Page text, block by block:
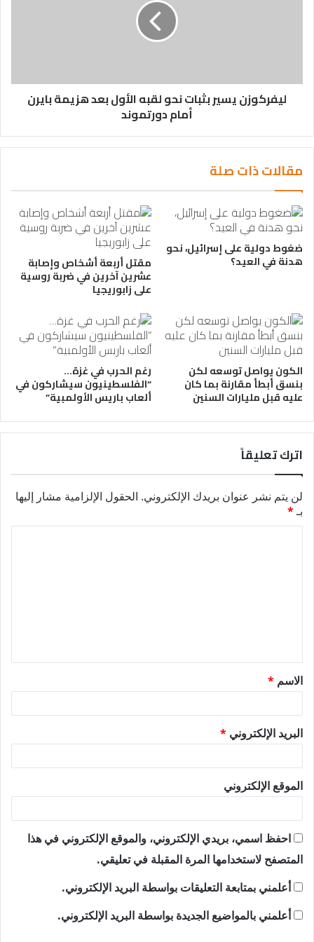
ليفركوزن يسير بثبات نحو لقبه الأول بعد هزيمة بايرن
أمام دورتموند
مقالات ذات صلة
ضغوط دولية على إسرائيل، نحو
هدنة في العيد؟ مقتل أربعة أشخاص وإصابة
عشرين آخرين في ضربة روسية
على زابوريجيا
الكون يواصل توسعه لكن
بنسق أبطأ مقارنة بما كان
عليه قبل مليارات السنين
رغم الحرب في غزة…
“الفلسطينيون سيشاركون في
ألعاب باريس الأولمبية”
اترك تعليقاً
لن يتم نشر عنوان بريدك الإلكتروني. الحقول الإلزامية مشار إليها
بـ*
ق
*
الاسم *
البريد الإلكتروني *
الموقع الإلكتروني
احفظ اسمي، بريدي الإلكتروني، والموقع الإلكتروني في هذا
المتصفح لاستخدامها المرة المقبلة في تعليقي.
أعلمني بمتابعة التعليقات بواسطة البريد الإلكتروني.
أعلمني بالمواضيع الجديدة بواسطة البريد الإلكتروني.